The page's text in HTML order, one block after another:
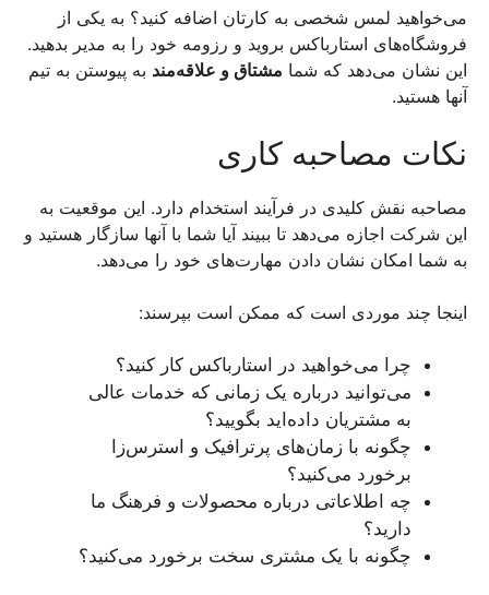
می‌خواهید لمس شخصی به کارتان اضافه کنید؟ به یکی از
فروشگاه‌های استارباکس بروید و رزومه خود را به مدیر بدهید.
این نشان می‌دهد که شما مشتاق و علاقه‌مند به پیوستن به تیم
آنها هستید.
نکات مصاحبه کاری
مصاحبه نقش کلیدی در فرآیند استخدام دارد. این موقعیت به
این شرکت اجازه می‌دهد تا ببیند آیا شما با آنها سازگار هستید و
به شما امکان نشان دادن مهارت‌های خود را می‌دهد.
اینجا چند موردی است که ممکن است بپرسند:
چرا می‌خواهید در استارباکس کار کنید؟
می‌توانید درباره یک زمانی که خدمات عالی
به مشتریان داده‌اید بگویید؟
چگونه با زمان‌های پرترافیک و استرس‌زا
برخورد می‌کنید؟
چه اطلاعاتی درباره محصولات و فرهنگ ما
دارید؟
چگونه با یک مشتری سخت برخورد می‌کنید؟